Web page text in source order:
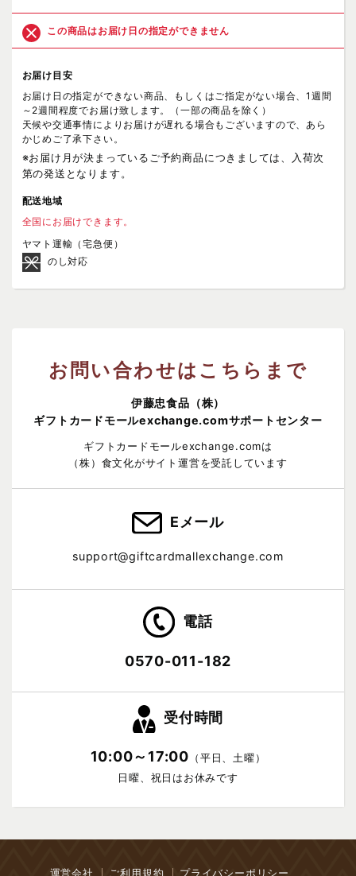
この商品はお届け日の指定ができません
お届け目安
お届け日の指定ができない商品、もしくはご指定がない場合、1週間
～2週間程度でお届け致します。（一部の商品を除く）
天候や交通事情によりお届けが遅れる場合もございますので、あら
かじめご了承下さい。
※お届け月が決まっているご予約商品につきましては、入荷次
第の発送となります。
配送地域
全国にお届けできます。
ヤマト運輸（宅急便）
のし対応
お問い合わせはこちらまで
伊藤忠食品（株）
ギフトカードモールexchange.comサポートセンター
ギフトカードモールexchange.comは
（株）食文化がサイト運営を受託しています
Eメール
support@giftcardmallexchange.com
電話
0570-011-182
受付時間
10:00～17:00 （平日、土曜）
日曜、祝日はお休みです
運営会社 ご利用規約 プライバシーポリシー